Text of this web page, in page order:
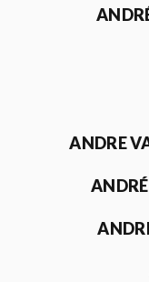
ANDRE